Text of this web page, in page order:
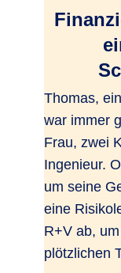
Thomas,
war immer
Frau, zwei
Ingenieur.
um seine
eine
R+V ab,
plötzlichen